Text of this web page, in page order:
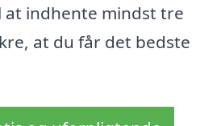
indhente mindst tre
at du får det bedste